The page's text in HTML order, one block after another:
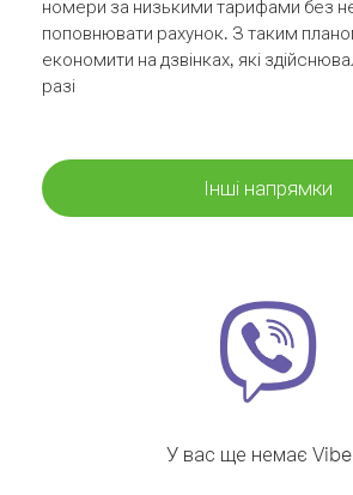
номери за низькими тарифами без
поповнювати рахунок. З таким
економити на дзвінках, які
разі
Інші напрямки
У вас ще немає